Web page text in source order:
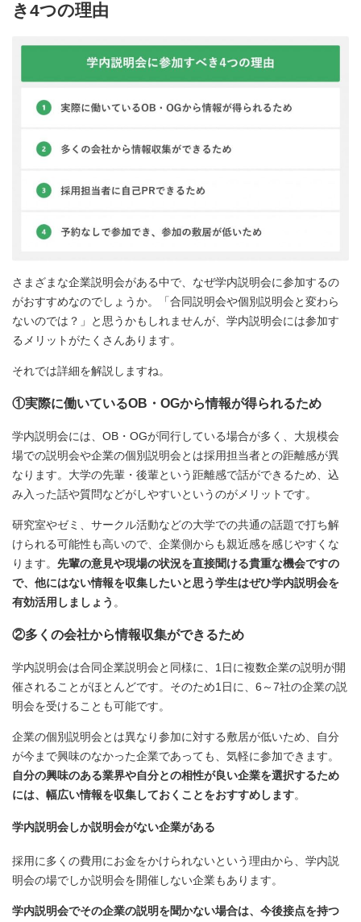
き4つの理由
さまざまな企業説明会がある中で、なぜ学内説明会に参加するの
がおすすめなのでしょうか。「合同説明会や個別説明会と変わら
ないのでは？」と思うかもしれませんが、学内説明会には参加す
るメリットがたくさんあります。
それでは詳細を解説しますね。
①実際に働いているOB・OGから情報が得られるため
学内説明会には、OB・OGが同行している場合が多く、大規模会
場での説明会や企業の個別説明会とは採用担当者との距離感が異
なります。大学の先輩・後輩という距離感で話ができるため、込
み入った話や質問などがしやすいというのがメリットです。
研究室やゼミ、サークル活動などの大学での共通の話題で打ち解
けられる可能性も高いので、企業側からも親近感を感じやすくな
ります。 先輩の意見や現場の状況を直接聞ける貴重な機会ですの
で、他にはない情報を収集したいと思う学生はぜひ学内説明会を
有効活用しましょう 。
②多くの会社から情報収集ができるため
学内説明会は合同企業説明会と同様に、1日に複数企業の説明が開
催されることがほとんどです。そのため1日に、6～7社の企業の説
明会を受けることも可能です。
企業の個別説明会とは異なり参加に対する敷居が低いため、自分
が今まで興味のなかった企業であっても、気軽に参加できます。
自分の興味のある業界や自分との相性が良い企業を選択するため
には、幅広い情報を収集しておくことをおすすめします。
学内説明会しか説明会がない企業がある
採用に多くの費用にお金をかけられないという理由から、学内説
明会の場でしか説明会を開催しない企業もあります。
学内説明会でその企業の説明を聞かない場合は、今後接点を持つ